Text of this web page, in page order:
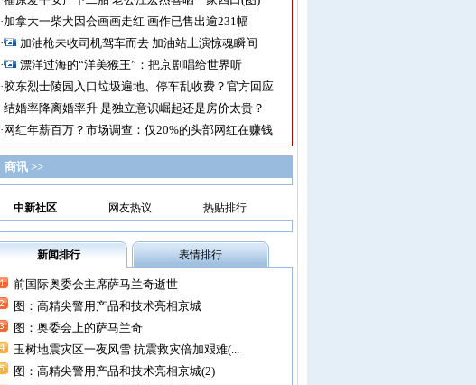
·加拿大一柴犬因会画画走红 画作已售出逾231幅
·
加油枪未收司机驾车而去 加油站上演惊魂瞬间
·
漂洋过海的“洋美猴王”：把京剧唱给世界听
·胶东烈士陵园入口垃圾遍地、停车乱收费？官方回应
·结婚率降离婚率升 是独立意识崛起还是房价太贵？
· 网红年薪百万？市场调查：仅20%的头部网红在赚钱
商讯 >>
中新社区 网友热议 热贴排行
新闻排行 表情排行
前国际奥委会主席萨马兰奇逝世
图：高精尖警用产品和技术亮相京城
图：奥委会上的萨马兰奇
玉树地震灾区一夜风雪 抗震救灾倍加艰难(...
图：高精尖警用产品和技术亮相京城(2)